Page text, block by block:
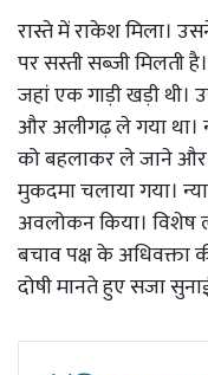
रास्ते में राकेश मिला।
पर सस्ती सब्जी मिलती
जहां एक गाड़ी खड़ी थी।
और अलीगढ़ ले गया था।
को बहलाकर ले जाने
मुकदमा चलाया गया।
अवलोकन किया।
बचाव पक्ष के अधिवक्ता
दोषी मानते हुए सजा